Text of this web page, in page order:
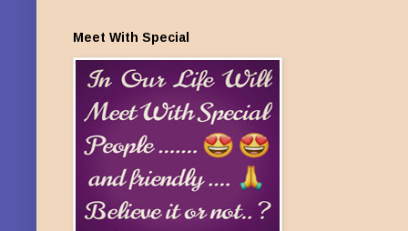
Meet With Special